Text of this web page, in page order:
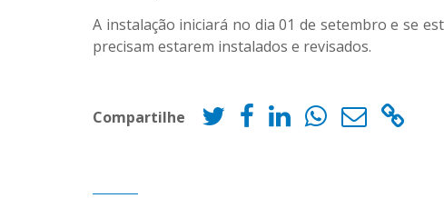
A instalação iniciará no dia 01 de setembro e se
precisam estarem instalados e revisados.
Compartilhe